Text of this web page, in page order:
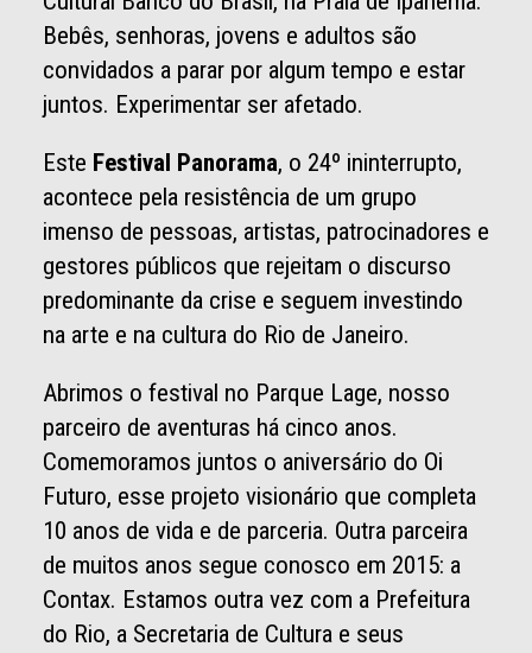
Bebês, senhoras, jovens e adultos são
convidados a parar por algum tempo e estar
juntos. Experimentar ser afetado.
Este Festival Panorama, o 24º ininterrupto,
acontece pela resistência de um grupo
imenso de pessoas, artistas, patrocinadores e
gestores públicos que rejeitam o discurso
predominante da crise e seguem investindo
na arte e na cultura do Rio de Janeiro.
Abrimos o festival no Parque Lage, nosso
parceiro de aventuras há cinco anos.
Comemoramos juntos o aniversário do Oi
Futuro, esse projeto visionário que completa
10 anos de vida e de parceria. Outra parceira
de muitos anos segue conosco em 2015: a
Contax. Estamos outra vez com a Prefeitura
do Rio, a Secretaria de Cultura e seus